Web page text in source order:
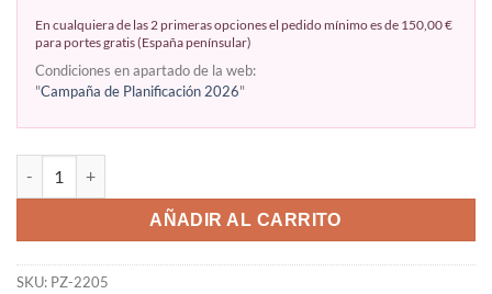
En cualquiera de las 2 primeras opciones el pedido mínimo es de 150,00 €
para portes gratis (España penínsular)
Condiciones en apartado de la web:
"Campaña de Planificación 2026"
AÑADIR AL CARRITO
SKU: PZ-2205